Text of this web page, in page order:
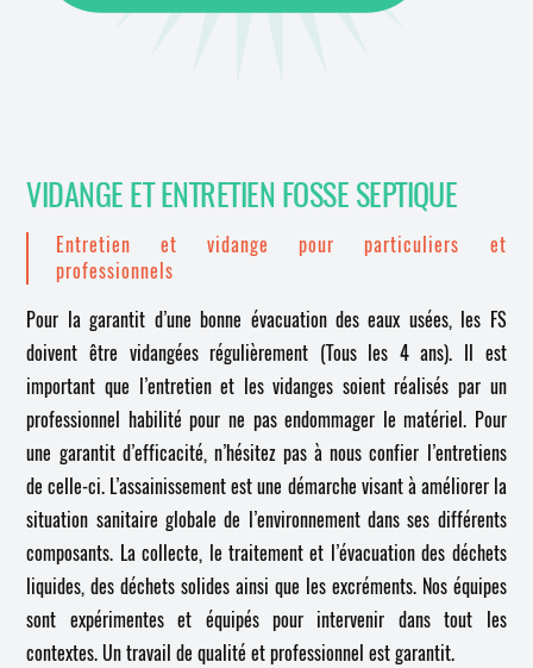
VIDANGE ET ENTRETIEN FOSSE SEPTIQUE
Entretien et vidange pour particuliers et
professionnels
Pour la garantit d’une bonne évacuation des eaux usées, les FS
doivent être vidangées régulièrement (Tous les 4 ans). Il est
important que l’entretien et les vidanges soient réalisés par un
professionnel habilité pour ne pas endommager le matériel. Pour
une garantit d’efficacité, n’hésitez pas à nous confier l’entretiens
de celle-ci. L’assainissement est une démarche visant à améliorer la
situation sanitaire globale de l’environnement dans ses différents
composants. La collecte, le traitement et l’évacuation des déchets
liquides, des déchets solides ainsi que les excréments. Nos équipes
sont expérimentes et équipés pour intervenir dans tout les
contextes. Un travail de qualité et professionnel est garantit.